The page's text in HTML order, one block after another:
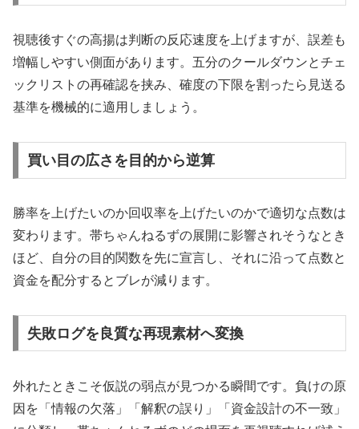
視聴後すぐの高揚は判断の反応速度を上げますが、誤差も
増幅しやすい側面があります。五分のクールダウンとチェ
ックリストの再確認を挟み、確度の下限を割ったら見送る
基準を機械的に適用しましょう。
買い目の広さを目的から逆算
勝率を上げたいのか回収率を上げたいのかで適切な点数は
変わります。帯ちゃんねるずの展開に影響されそうなとき
ほど、自分の目的関数を先に宣言し、それに沿って点数と
資金を配分するとブレが減ります。
失敗ログを良質な再現素材へ変換
外れたときこそ仮説の弱点が見つかる瞬間です。負けの原
因を「情報の欠落」「解釈の誤り」「資金設計の不一致」